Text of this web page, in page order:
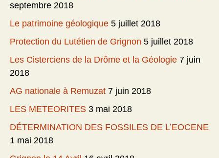
septembre 2018
Le patrimoine géologique 5 juillet 2018
Protection du Lutétien de Grignon 5 juillet 2018
Les Cisterciens de la Drôme et la Géologie 7 juin
2018
AG nationale à Remuzat 7 juin 2018
LES METEORITES 3 mai 2018
DÉTERMINATION DES FOSSILES DE L’EOCENE
1 mai 2018